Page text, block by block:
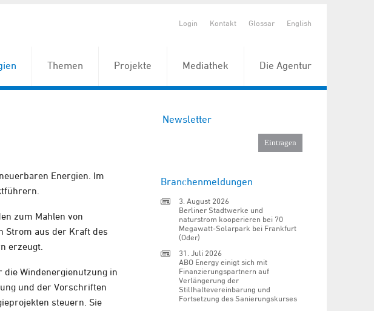
Login Kontakt Glossar English
Themen Projekte Mediathek Die Agentur
Energien. Im
zum Mahlen von
Strom aus der Kraft des
erzeugt.
die Windenergienutzung in
und der Vorschriften
steuern. Sie
Newsletter
Branchenmeldungen
3. August 2026
Berliner Stadtwerke und
naturstrom kooperieren bei 70
Megawatt-Solarpark bei Frankfurt
(Oder)
31. Juli 2026
ABO Energy einigt sich mit
Finanzierungspartnern auf
Verlängerung der
Stillhaltevereinbarung und
Fortsetzung des Sanierungskurses